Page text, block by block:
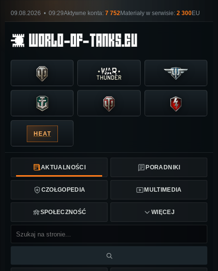
09.08.2026 • 09:29Aktywne konta: 7 752Materiały w serwisie: 2 300EU
HEAT
AKTUALNOŚCI PORADNIKI
CZOŁGOPEDIA MULTIMEDIA
SPOŁECZNOŚĆ WIĘCEJ